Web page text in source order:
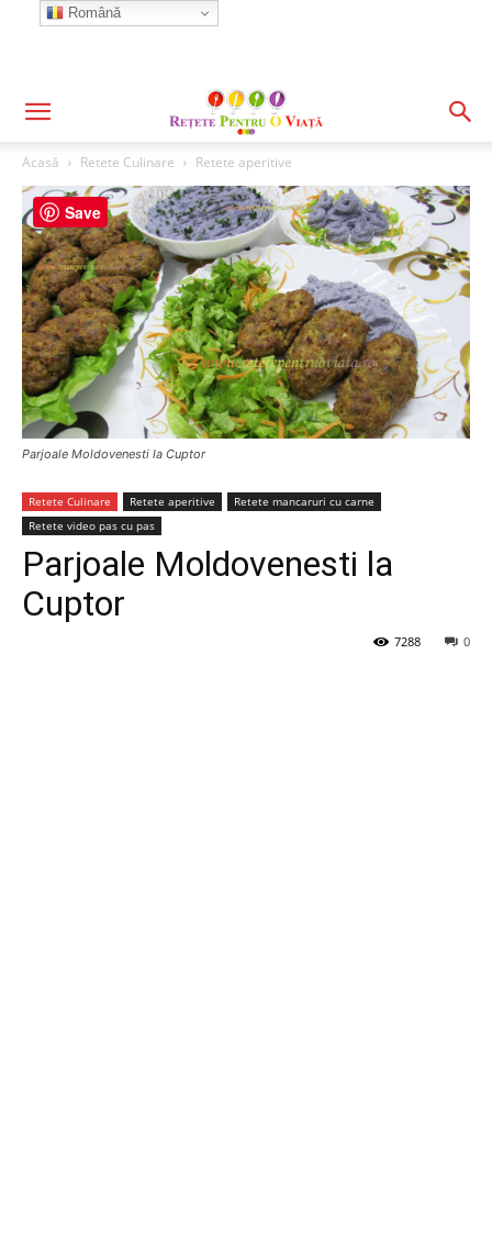
Acasă Retete Culinare Retete aperitive
Parjoale Moldovenesti la Cuptor
Retete Culinare Retete aperitive
Retete mancaruri cu carne
Retete video pas cu pas
Parjoale Moldovenesti la
Cuptor
0
7288
Română
Save